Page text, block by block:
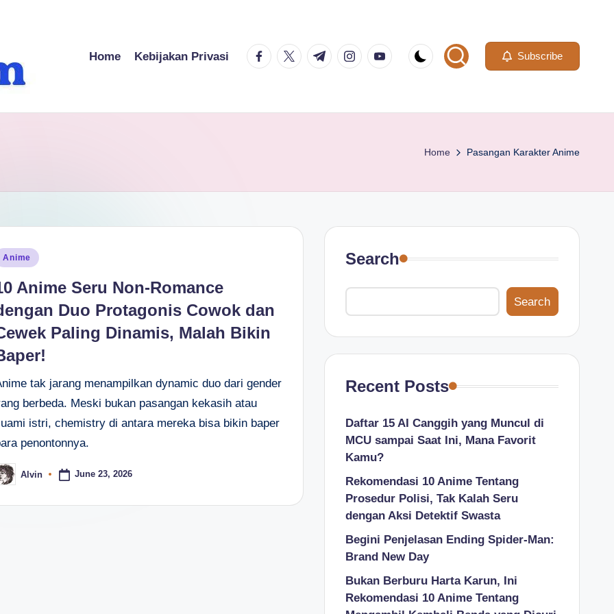
Home Kebijakan Privasi facebook.com
twitter.com
t.me instagram.com
youtube.com Subscribe
Home Pasangan Karakter Anime
Anime
Anime Seru Non-Romance
Duo Protagonis Cowok dan
Paling Dinamis, Malah Bikin
tak jarang menampilkan dynamic duo dari gender
berbeda. Meski bukan pasangan kekasih atau
istri, chemistry di antara mereka bisa bikin baper
penontonnya.
Alvin June 23, 2026
Search
Search
Recent Posts
Daftar 15 AI Canggih yang Muncul di
MCU sampai Saat Ini, Mana Favorit
Kamu?
Rekomendasi 10 Anime Tentang
Prosedur Polisi, Tak Kalah Seru
dengan Aksi Detektif Swasta
Begini Penjelasan Ending Spider-Man:
Brand New Day
Bukan Berburu Harta Karun, Ini
Rekomendasi 10 Anime Tentang